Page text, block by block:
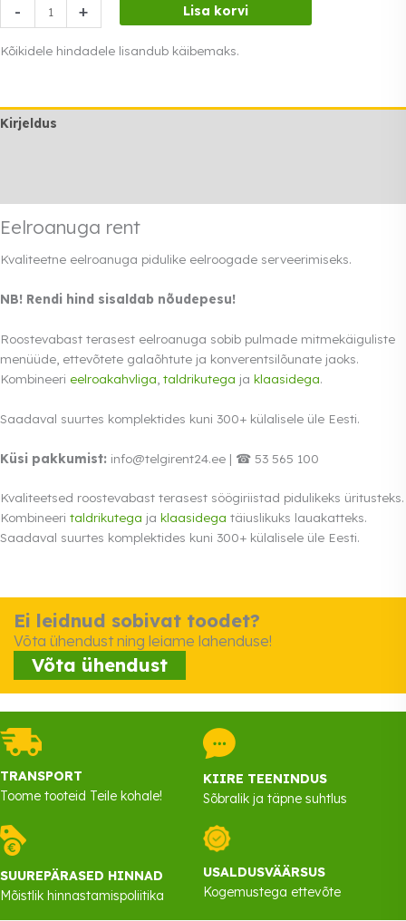
-
kogus
+ Lisa korvi
Kõikidele hindadele lisandub käibemaks.
Kirjeldus
Eelroanuga rent
Kvaliteetne eelroanuga pidulike eelroogade serveerimiseks.
NB! Rendi hind sisaldab nõudepesu!
Roostevabast terasest eelroanuga sobib pulmade mitmekäiguliste
menüüde, ettevõtete galaõhtute ja konverentsilõunate jaoks.
Kombineeri eelroakahvliga taldrikutega ja klaasidega.
Saadaval suurtes komplektides kuni 300+ külalisele üle Eesti.
Küsi pakkumist: info@telgirent24.ee | ☎ 53 565 100
Kvaliteetsed roostevabast terasest söögiriistad pidulikeks üritusteks.
Kombineeri taldrikutega ja klaasidega täiuslikuks lauakatteks.
Saadaval suurtes komplektides kuni 300+ külalisele üle Eesti.
Ei leidnud sobivat toodet?
Võta ühendust ning leiame lahenduse!
Võta ühendust
TRANSPORT
Toome tooteid Teile kohale!
KIIRE TEENINDUS
Sõbralik ja täpne suhtlus
SUUREPÄRASED HINNAD
Mõistlik hinnastamispoliitika
USALDUSVÄÄRSUS
Kogemustega ettevõte